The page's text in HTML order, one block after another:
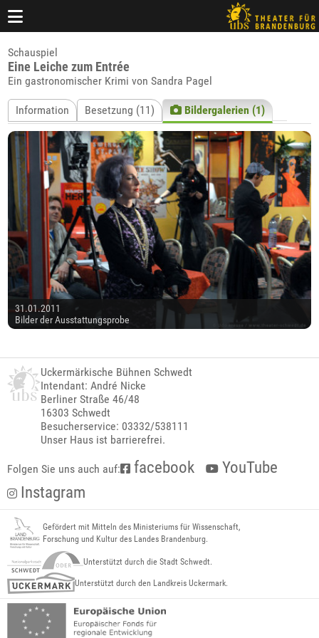
Schauspiel
Eine Leiche zum Entrée
Ein gastronomischer Krimi von Sandra Pagel
Information Besetzung (11) Bildergalerien (1)
31.01.2011
Bilder der Ausstattungsprobe
Uckermärkische Bühnen Schwedt
Intendant: André Nicke
Berliner Straße 46/48
16303 Schwedt
Besucherservice: 03332/538111
Unser Haus ist barrierefrei.
Folgen Sie uns auch auf: facebook
YouTube
Instagram
Gefördert mit Mitteln des Ministeriums für Wissenschaft,
Forschung und Kultur des Landes Brandenburg.
Unterstützt durch die Stadt Schwedt.
Unterstützt durch den Landkreis Uckermark.